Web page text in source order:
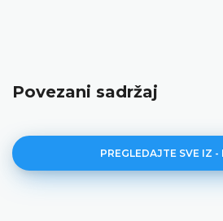
Povezani sadržaj
PREGLEDAJTE SVE IZ -